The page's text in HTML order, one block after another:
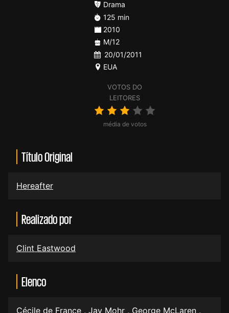
VOTOS DO
LEITORES
média de votos
Drama
125 min
2010
M/12
20/01/2011
EUA
Título Original
Hereafter
Realizado por
Clint Eastwood
Elenco
Cécile de France , Jay Mohr , George McLaren ,